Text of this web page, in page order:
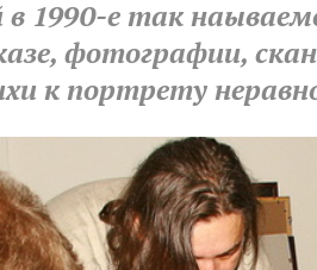
1990-е так
фотографии,
к портрету